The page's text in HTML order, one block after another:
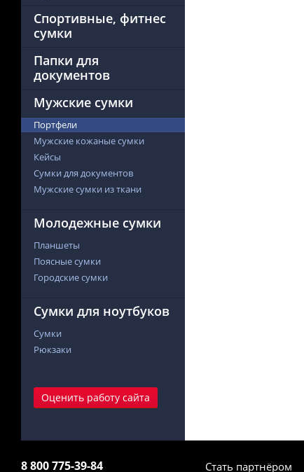
Спортивные, фитнес
сумки
Папки для
документов
Мужские сумки
Портфели
Мужские кожаные сумки
Кейсы
Сумки для документов
Мужские сумки из ткани
Молодежные сумки
Планшеты
Поясные сумки
Городские сумки
Сумки для ноутбуков
Сумки
Рюкзаки
Оценить работу сайта
8 800 775-39-84 Стать партнёром